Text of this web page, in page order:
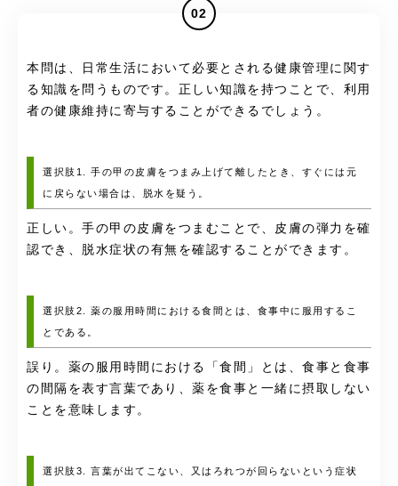
02
本問は、日常生活において必要とされる健康管理に関す
る知識を問うものです。正しい知識を持つことで、利用
者の健康維持に寄与することができるでしょう。
選択肢1. 手の甲の皮膚をつまみ上げて離したとき、すぐには元
に戻らない場合は、脱水を疑う。
正しい。手の甲の皮膚をつまむことで、皮膚の弾力を確
認でき、脱水症状の有無を確認することができます。
選択肢2. 薬の服用時間における食間とは、食事中に服用するこ
とである。
誤り。薬の服用時間における「食間」とは、食事と食事
の間隔を表す言葉であり、薬を食事と一緒に摂取しない
ことを意味します。
選択肢3. 言葉が出てこない、又はろれつが回らないという症状